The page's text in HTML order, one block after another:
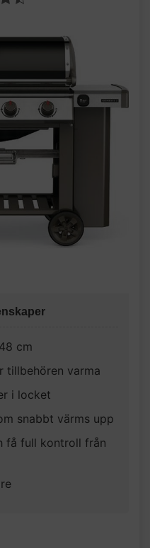
cm
tillbehören varma
i locket
snabbt värms upp
få full kontroll från